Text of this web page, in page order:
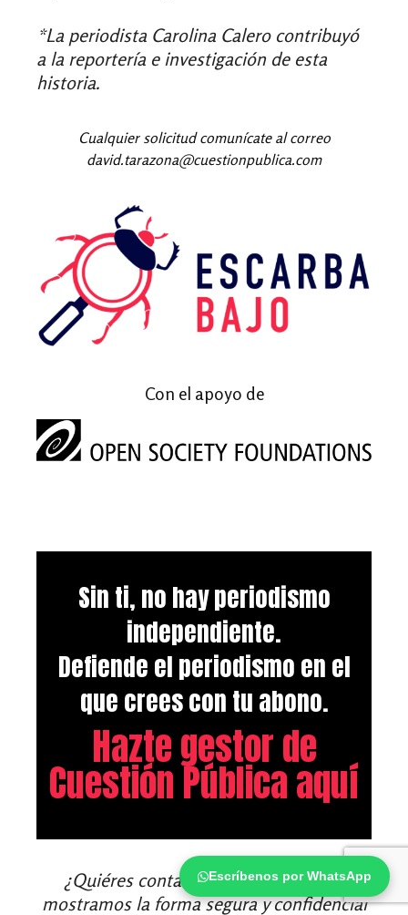
Escríbenos por WhatsApp
*La periodista Carolina Calero contribuyó
a la reportería e investigación de esta
historia.
Cualquier solicitud comunícate al correo
david.tarazona@cuestionpublica.com
Con el apoyo de
Sin ti, no hay periodismo
independiente.
Defiende el periodismo en el
que crees con tu abono.
Hazte gestor de
Cuestión Pública aquí
¿Quiéres contarnos una historia? Te
mostramos la forma segura y confidencial